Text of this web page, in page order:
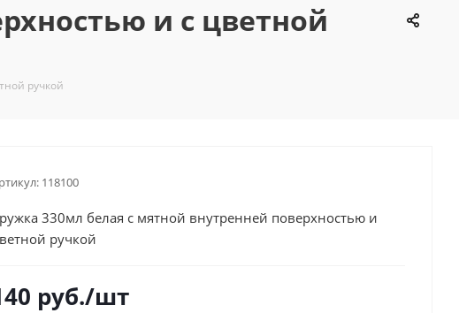
и с цветной
ручкой
118100
330мл белая с мятной внутренней поверхностью и
ручкой
руб./шт